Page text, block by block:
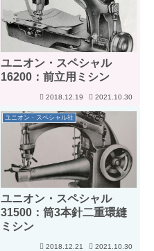
ユニオン・スペシャル
16200：前立用ミシン
2018.12.19 2021.10.30
ユニオン・スペシャル社
ユニオン・スペシャル
31500：筒3本針二重環縫
ミシン
2018.12.21 2021.10.30